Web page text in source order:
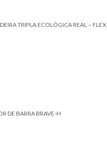
TRIPLA ECOLÓGICA REAL – FLEX
DE BARRA BRAVE-H